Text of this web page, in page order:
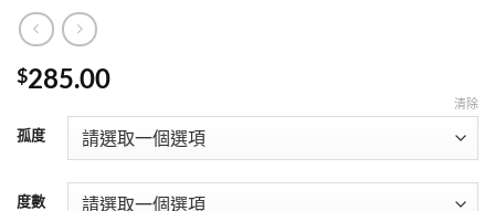
$285.00
孤度
度數
清除